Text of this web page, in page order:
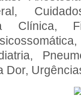
Clínica,
Dor,